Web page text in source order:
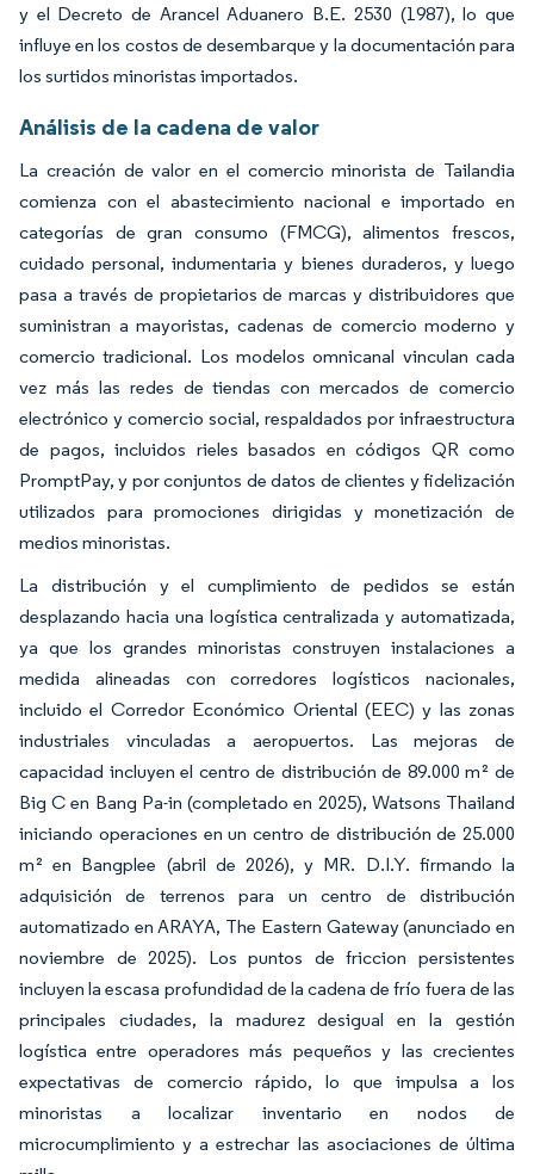
y el Decreto de Arancel Aduanero B.E. 2530 (1987), lo que
influye en los costos de desembarque y la documentación para
los surtidos minoristas importados.
Análisis de la cadena de valor
La creación de valor en el comercio minorista de Tailandia
comienza con el abastecimiento nacional e importado en
categorías de gran consumo (FMCG), alimentos frescos,
cuidado personal, indumentaria y bienes duraderos, y luego
pasa a través de propietarios de marcas y distribuidores que
suministran a mayoristas, cadenas de comercio moderno y
comercio tradicional. Los modelos omnicanal vinculan cada
vez más las redes de tiendas con mercados de comercio
electrónico y comercio social, respaldados por infraestructura
de pagos, incluidos rieles basados en códigos QR como
PromptPay, y por conjuntos de datos de clientes y fidelización
utilizados para promociones dirigidas y monetización de
medios minoristas.
La distribución y el cumplimiento de pedidos se están
desplazando hacia una logística centralizada y automatizada,
ya que los grandes minoristas construyen instalaciones a
medida alineadas con corredores logísticos nacionales,
incluido el Corredor Económico Oriental (EEC) y las zonas
industriales vinculadas a aeropuertos. Las mejoras de
capacidad incluyen el centro de distribución de 89.000 m² de
Big C en Bang Pa-in (completado en 2025), Watsons Thailand
iniciando operaciones en un centro de distribución de 25.000
m² en Bangplee (abril de 2026), y MR. D.I.Y. firmando la
adquisición de terrenos para un centro de distribución
automatizado en ARAYA, The Eastern Gateway (anunciado en
noviembre de 2025). Los puntos de friccion persistentes
incluyen la escasa profundidad de la cadena de frío fuera de las
principales ciudades, la madurez desigual en la gestión
logística entre operadores más pequeños y las crecientes
expectativas de comercio rápido, lo que impulsa a los
minoristas a localizar inventario en nodos de
microcumplimiento y a estrechar las asociaciones de última